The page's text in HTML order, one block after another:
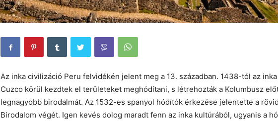
Az inka civilizáció Peru felvidékén jelent meg a 13. században. 1438-tól az
Cuzco körül kezdtek el területeket meghódítani, s létrehozták a Kolumbusz
legnagyobb birodalmát. Az 1532-es spanyol hódítók érkezése jelentette a
Birodalom végét. Igen kevés dolog maradt fenn az inka kultúrából, ugyanis a